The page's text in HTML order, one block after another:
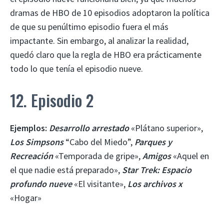
dramas de HBO de 10 episodios adoptaron la política
de que su penúltimo episodio fuera el más
impactante. Sin embargo, al analizar la realidad,
quedó claro que la regla de HBO era prácticamente
todo lo que tenía el episodio nueve.
12. Episodio 2
Ejemplos: Desarrollo arrestado«Plátano superior»,
Los Simpsons“Cabo del Miedo”, Parques y
Recreación«Temporada de gripe»,Amigos«Aquel en
el que nadie está preparado», Star Trek: Espacio
profundo nueve«El visitante», Los archivos x
«Hogar»